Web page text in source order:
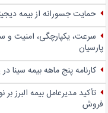
حمایت جسورانه از بیمه
سرعت، یکپارچگی، امنیت و
پارسیان
کارنامه پنج ماهه بیمه سینا در
تأکید مدیرعامل بیمه البرز بر
فروش